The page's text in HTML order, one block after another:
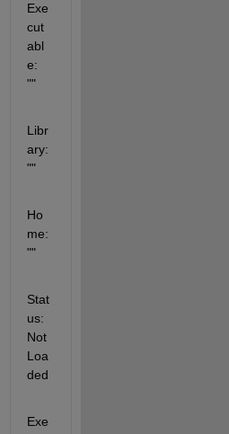
Exe
cut
abl
e:
""
Libr
ary:
""
Ho
me:
""
Stat
us:
Not
Loa
ded
Exe